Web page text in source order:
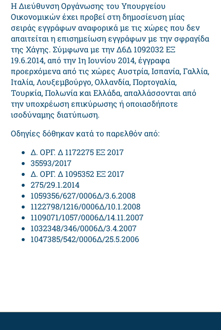
Η Διεύθυνση Οργάνωσης του Υπουργείου
Οικονομικών έχει προβεί στη δημοσίευση μίας
σειράς εγγράφων αναφορικά με τις χώρες που δεν
απαιτείται η επισημείωση εγγράφων με την σφραγίδα
της Χάγης. Σύμφωνα με την Δ6Δ 1092032 ΕΞ
19.6.2014, από την 1η Ιουνίου 2014, έγγραφα
προερχόμενα από τις χώρες Αυστρία, Ισπανία, Γαλλία,
Ιταλία, Λουξεμβούργο, Ολλανδία, Πορτογαλία,
Τουρκία, Πολωνία και Ελλάδα, απαλλάσσονται από
την υποχρέωση επικύρωσης ή οποιασδήποτε
ισοδύναμης διατύπωση.
Οδηγίες δόθηκαν κατά το παρελθόν από:
Δ. ΟΡΓ. Δ 1172275 ΕΞ 2017
35593/2017
Δ. ΟΡΓ. Δ 1095352 ΕΞ 2017
275/29.1.2014
1059356/627/0006Δ/3.6.2008
1122798/1216/0006Δ/10.1.2008
1109071/1057/0006Δ/14.11.2007
1032348/346/0006Δ/3.4.2007
1047385/542/0006Δ/25.5.2006